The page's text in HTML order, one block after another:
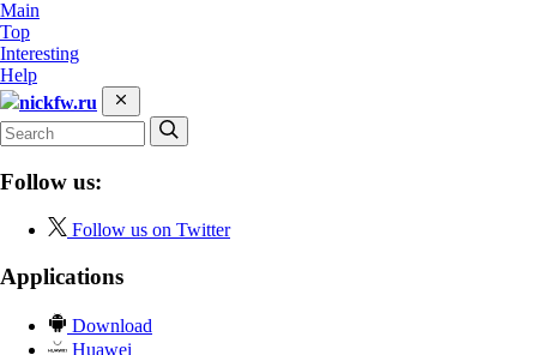
Main
Top
Interesting
Help
nickfw.ru
Follow us:
Follow us on Twitter
Applications
Download
Huawei